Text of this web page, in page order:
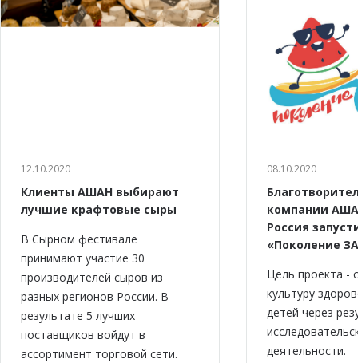
12.10.2020
Клиенты АШАН выбирают
лучшие крафтовые сыры
В Сырном фестивале
принимают участие 30
производителей сыров из
разных регионов России. В
результате 5 лучших
поставщиков войдут в
ассортимент торговой сети.
08.10.2020
компании
Россия
«Поколение
Цель проекта -
культуру
детей через
деятельности.